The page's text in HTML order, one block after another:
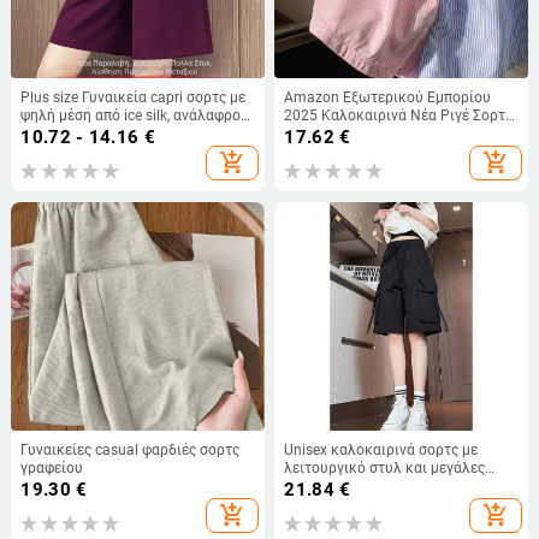
Plus size Γυναικεία capri σορτς με
ψηλή μέση από ice silk, ανάλαφρο
καλοκαιρινό, άνετο, χαλαρού στυλ,
10.72 - 14.16 €
add_shopping_cart
Amazon Εξωτερικού Εμπορίου
2025 Καλοκαιρινά Νέα Ριγέ Σορτς
Patchwork Χαλαρά Casual Σπιτικά
Αναπνεόμενα Παντελόνια Ύπνου
Ευρωπαϊκό και Αμερικανικό Στυλ
17.62 €
add_shopping_cart
Γυναικείες casual φαρδιές σορτς
γραφείου
19.30 €
add_shopping_cart
Unisex καλοκαιρινά σορτς με
λειτουργικό στυλ και μεγάλες
τσέπες, cargo στυλ, υψηλή μέση,
21.84€
add_shopping_cart